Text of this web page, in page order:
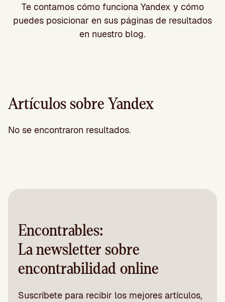
Te contamos cómo funciona Yandex y cómo
puedes posicionar en sus páginas de resultados
en nuestro blog.
Artículos sobre Yandex
No se encontraron resultados.
Encontrables:
La newsletter sobre
encontrabilidad online
Suscríbete para recibir los mejores artículos,